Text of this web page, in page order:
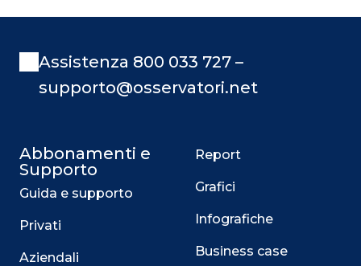
Assistenza 800 033 727 –
supporto@osservatori.net
Abbonamenti e
Supporto
Guida e supporto
Privati
Aziendali
Report
Grafici
Infografiche
Business case